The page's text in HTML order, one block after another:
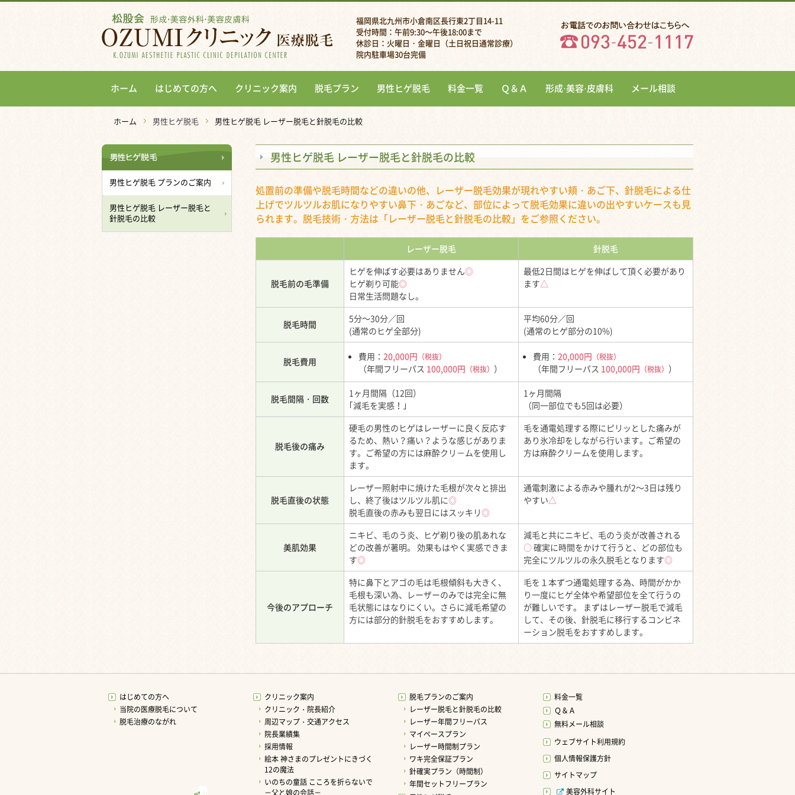
福岡県北九州市小倉南区長行東2丁目14-11
受付時間：午前9:30～午後18:00まで
休診日：火曜日・金曜日（土日祝日通常診療）
院内駐車場30台完備
ホーム はじめての方へ クリニック案内 脱毛プラン 男性ヒゲ脱毛 料金一覧 Ｑ＆Ａ 形成·美容·皮膚科 メール相談
ホーム 男性ヒゲ脱毛 男性ヒゲ脱毛 レーザー脱毛と針脱毛の比較
男性ヒゲ脱毛 レーザー脱毛と針脱毛の比較
処置前の準備や脱毛時間などの違いの他、レーザー脱毛効果が現れやすい頬・あご下、針脱毛による仕
上げでツルツルお肌になりやすい鼻下・あごなど、部位によって脱毛効果に違いの出やすいケースも見
られます。脱毛技術・方法は「レーザー脱毛と針脱毛の比較」をご参照ください。
レーザー脱毛 針脱毛
脱毛前の毛準備
ヒゲを伸ばす必要はありません◎
ヒゲ剃り可能◎
日常生活問題なし。
最低2日間はヒゲを伸ばして頂く必要があり
ます△
脱毛時間
5分～30分／回
(通常のヒゲ全部分)
平均60分／回
(通常のヒゲ部分の10%)
脱毛費用 費用： 20,000円 （税抜）
（年間フリーパス 100,000円 （税抜） ）
費用： 20,000円 （税抜）
（年間フリーパス 100,000円 （税抜） ）
脱毛間隔・回数
1ヶ月間隔（12回）
｢減毛を実感！｣
1ヶ月間隔
（同一部位でも5回は必要）
脱毛後の痛み
硬毛の男性のヒゲはレーザーに良く反応す
るため、熱い？痛い？ような感じがありま
す。ご希望の方には麻酔クリ－ムを使用し
ます。
毛を通電処理する際にピリッとした痛みが
あり氷冷却をしながら行います。ご希望の
方は麻酔クリームを使用します。
脱毛直後の状態
レーザー照射中に焼けた毛根が次々と排出
し、終了後はツルツル肌に◎
脱毛直後の赤みも翌日にはスッキリ◎
通電刺激による赤みや腫れが2～3日は残り
やすい△
美肌効果
ニキビ、毛のう炎、ヒゲ剃り後の肌あれな
どの改善が著明。 効果もはやく実感できま
す◎
減毛と共にニキビ、毛のう炎が改善される
○確実に時間をかけて行うと、どの部位も
完全にツルツルの永久脱毛となります◎
今後のアプローチ
特に鼻下とアゴの毛は毛根傾斜も大きく、
毛根も深い為、レーザーのみでは完全に無
毛状態にはなりにくい。さらに減毛希望の
方には部分的針脱毛をおすすめします。
毛を１本ずつ通電処理する為、時間がかか
り一度にヒゲ全体や希望部位を全て行うの
が難しいです。 まずはレーザー脱毛で減毛
して、その後、針脱毛に移行するコンビネ
ーション脱毛をおすすめします。
男性ヒゲ脱毛 プランのご案内
男性ヒゲ脱毛 レーザー脱毛と
針脱毛の比較
はじめての方へ
当院の医療脱毛について
脱毛治療のながれ
クリニック案内
クリニック・院長紹介
周辺マップ・交通アクセス
院長業績集
採用情報
絵本 神さまのプレゼントにきづく
12の魔法
いのちの童話 こころを折らないで
－父と娘の会話－
脱毛プランのご案内
レーザー脱毛と針脱毛の比較
レーザー年間フリーパス
マイペースプラン
レーザー時間制プラン
ワキ完全保証プラン
針確実プラン（時間制）
年間セットフリープラン
料金一覧
Ｑ＆Ａ
無料メール相談
ウェブサイト利用規約
個人情報保護方針
サイトマップ
美容外科サイト